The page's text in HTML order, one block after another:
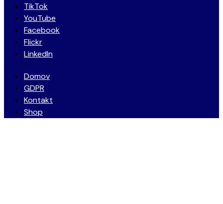
TikTok
YouTube
Facebook
Flickr
LinkedIn
Domov
GDPR
Kontakt
Shop